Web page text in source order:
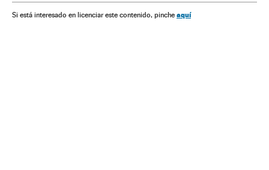
Política Administração pública Theresa May
Si está interesado en licenciar este contenido, pinche aquí